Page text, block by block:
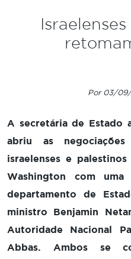
Por 03/09/
A secretária de Estado
abriu as
israelenses e
Washington com
departamento de
ministro Benjamin
Autoridade Nacional
Abbas. Ambos se